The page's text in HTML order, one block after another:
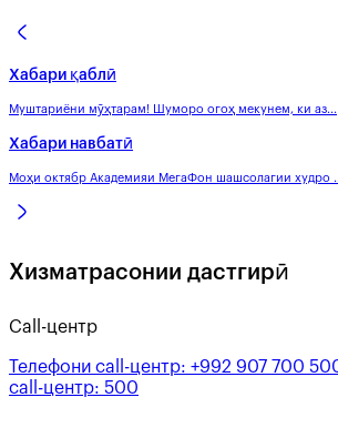
Хабари қаблӣ
Муштариёни мӯҳтарам! Шуморо огоҳ мекунем, ки аз...
Хабари навбатӣ
Моҳи октябр Академияи МегаФон шашсолагии худро
Хизматрасонии дастгирӣ
Call-центр
Телефони call-центр: +992 907 700
call-центр: 500